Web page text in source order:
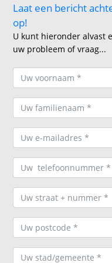
Laat een bericht
op!
U kunt hieronder alvast
uw probleem of vraag...